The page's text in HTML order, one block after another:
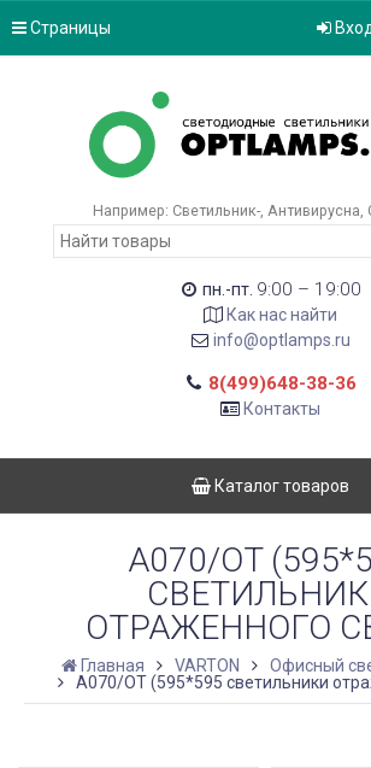
Страницы
Например: Светильник- Антивирусна
пн.-пт. 9:00 – 19:00
Как нас найти
info@optlamps.ru
8(499)648-38-36
Контакты
Каталог товаров
А070/OT
ОТРАЖЕННОГО
Главная VARTON Офисный
А070/OT (595*595 светильники